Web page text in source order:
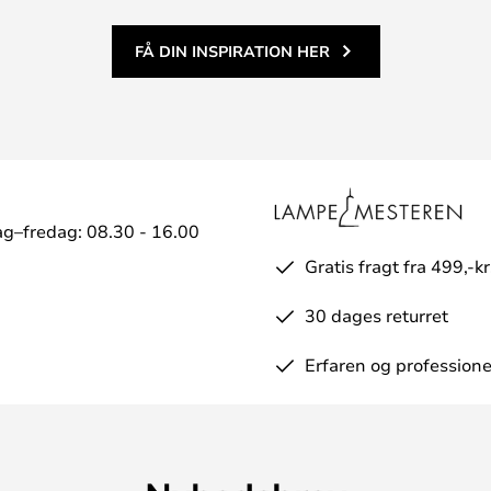
FÅ DIN INSPIRATION HER
08.30 - 16.00
Gratis fragt fra 499,-
30 dages returret
Erfaren og